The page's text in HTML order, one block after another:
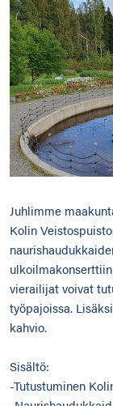
Juhlimme
Kolin
vierailijat voivat
työpajoissa.
kahvio.
Sisältö:
-Tutustuminen